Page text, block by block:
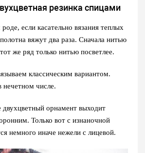
резинка спицами
если касательно вязания теплых
вяжут два раза. Сначала нитью
же ряд только нитью посветлее.
классическим вариантом.
нечетном числе.
двухцветный орнамент выходит
Только вот с изнаночной
немного иначе нежели с лицевой.